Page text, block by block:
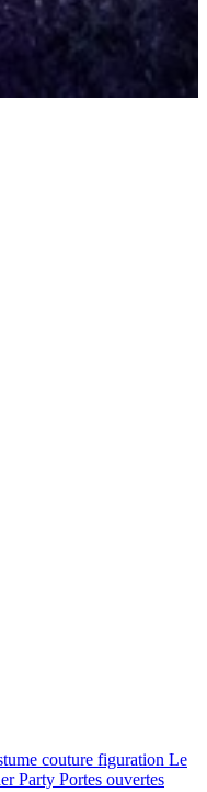
couture figuration Le
Party Portes ouvertes